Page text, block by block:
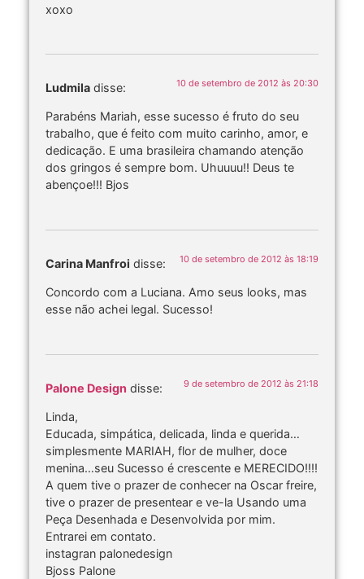
xoxo
Ludmila disse: 10 de setembro de 2012 às 20:30
Parabéns Mariah, esse sucesso é fruto do seu
trabalho, que é feito com muito carinho, amor, e
dedicação. E uma brasileira chamando atenção
dos gringos é sempre bom. Uhuuuu!! Deus te
abençoe!!! Bjos
Carina Manfroi disse: 10 de setembro de 2012 às 18:19
Concordo com a Luciana. Amo seus looks, mas
esse não achei legal. Sucesso!
Palone Design disse: 9 de setembro de 2012 às 21:18
Linda,
Educada, simpática, delicada, linda e querida…
simplesmente MARIAH, flor de mulher, doce
menina…seu Sucesso é crescente e MERECIDO!!!!
A quem tive o prazer de conhecer na Oscar freire,
tive o prazer de presentear e ve-la Usando uma
Peça Desenhada e Desenvolvida por mim.
Entrarei em contato.
instagran palonedesign
Bjoss Palone